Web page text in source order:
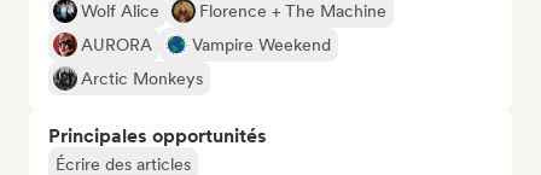
Wolf Alice
Florence + The Machine
AURORA
Vampire Weekend
Arctic Monkeys
Principales opportunités
Écrire des articles